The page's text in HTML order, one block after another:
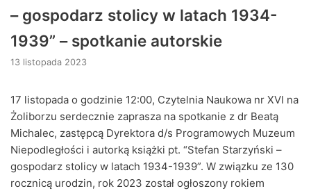
– gospodarz stolicy w latach 1934-
1939” – spotkanie autorskie
13 listopada 2023
17 listopada o godzinie 12:00, Czytelnia Naukowa nr XVI na
Żoliborzu serdecznie zaprasza na spotkanie z dr Beatą
Michalec, zastępcą Dyrektora d/s Programowych Muzeum
Niepodległości i autorką książki pt. “Stefan Starzyński –
gospodarz stolicy w latach 1934-1939”. W związku ze 130
rocznicą urodzin, rok 2023 został ogłoszony rokiem